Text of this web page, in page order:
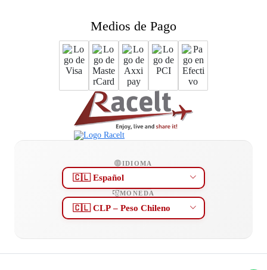
Medios de Pago
IDIOMA
MONEDA